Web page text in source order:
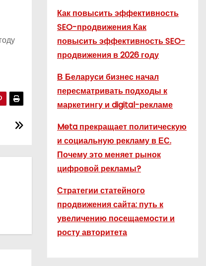
Как повысить эффективность
SEO-продвижения Как
повысить эффективность SEO-
продвижения в 2026 году
В Беларуси бизнес начал
пересматривать подходы к
маркетингу и digital-рекламе
Meta прекращает политическую
и социальную рекламу в ЕС.
Почему это меняет рынок
цифровой рекламы?
Стратегии статейного
продвижения сайта: путь к
увеличению посещаемости и
росту авторитета